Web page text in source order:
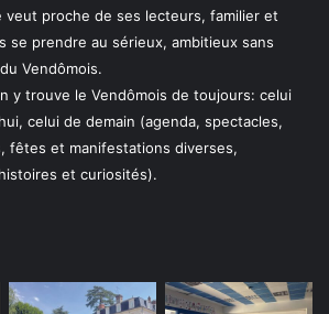
veut proche de ses lecteurs, familier et
se prendre au sérieux, ambitieux sans
Vendômois.
y trouve le Vendômois de toujours: celui
celui de demain (agenda, spectacles,
fêtes et manifestations diverses,
et curiosités).